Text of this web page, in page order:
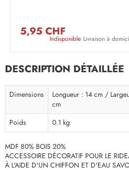
5,95 CHF
Indisponible Livraison à
DESCRIPTION DÉTAILLÉE
Dimensions
Longueur : 14 cm /
cm
Poids
0.1 kg
MDF 80% BOIS 20%
ACCESSOIRE DÉCORATIF POUR LE
À L'AIDE D'UN CHIFFON ET D'EAU